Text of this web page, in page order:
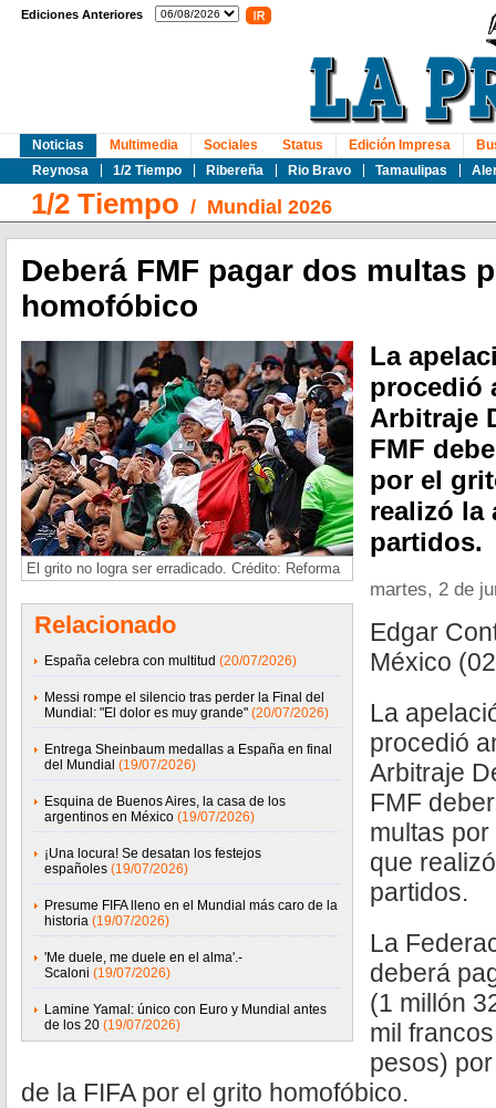
Ediciones Anteriores
Noticias
Reynosa
1/2 Tiempo Ribereña Rio Bravo Tamaulipas
Multimedia Sociales Status Edición Impresa
1/2 Tiempo / Mundial 2026
Deberá FMF pagar dos multas
homofóbico
El grito no logra ser erradicado. Crédito: Reforma
Relacionado
España celebra con multitud (20/07/2026)
Messi rompe el silencio tras perder la Final del
Mundial: "El dolor es muy grande" (20/07/2026)
Entrega Sheinbaum medallas a España en final
del Mundial (19/07/2026)
Esquina de Buenos Aires, la casa de los
argentinos en México (19/07/2026)
¡Una locura! Se desatan los festejos
españoles (19/07/2026)
Presume FIFA lleno en el Mundial más caro de la
historia (19/07/2026)
'Me duele, me duele en el alma'.-
Scaloni (19/07/2026)
Lamine Yamal: único con Euro y Mundial antes
de los 20 (19/07/2026)
La
procedió
Arbitraje
FMF
por el
realizó la
partidos.
martes, 2 de
Edgar
México
La
procedió
Arbitraje
FMF
multas
que
partidos.
La
deberá
(1 millón
mil
pesos)
de la FIFA por el grito homofóbico.